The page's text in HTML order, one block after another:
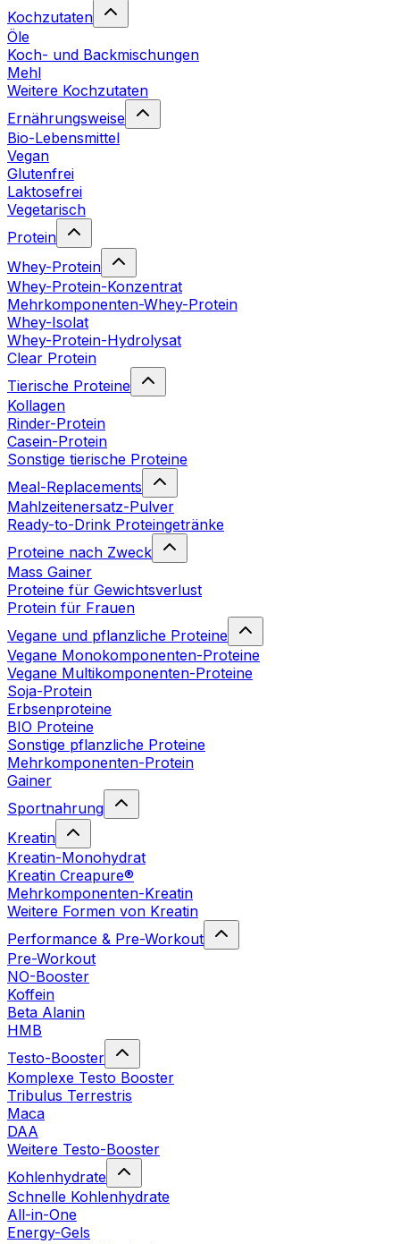
Kochzutaten
Öle
Koch- und Backmischungen
Mehl
Weitere Kochzutaten
Ernährungsweise
Bio-Lebensmittel
Vegan
Glutenfrei
Laktosefrei
Vegetarisch
Protein
Whey-Protein
Whey-Protein-Konzentrat
Mehrkomponenten-Whey-Protein
Whey-Isolat
Whey-Protein-Hydrolysat
Clear Protein
Tierische Proteine
Kollagen
Rinder-Protein
Casein-Protein
Sonstige tierische Proteine
Meal-Replacements
Mahlzeitenersatz-Pulver
Ready-to-Drink Proteingetränke
Proteine nach Zweck
Mass Gainer
Proteine für Gewichtsverlust
Protein für Frauen
Vegane und pflanzliche Proteine
Vegane Monokomponenten-Proteine
Vegane Multikomponenten-Proteine
Soja-Protein
Erbsenproteine
BIO Proteine
Sonstige pflanzliche Proteine
Mehrkomponenten-Protein
Gainer
Sportnahrung
Kreatin
Kreatin-Monohydrat
Kreatin Creapure®
Mehrkomponenten-Kreatin
Weitere Formen von Kreatin
Performance & Pre-Workout
Pre-Workout
NO-Booster
Koffein
Beta Alanin
HMB
Testo-Booster
Komplexe Testo Booster
Tribulus Terrestris
Maca
DAA
Weitere Testo-Booster
Kohlenhydrate
Schnelle Kohlenhydrate
All-in-One
Energy-Gels